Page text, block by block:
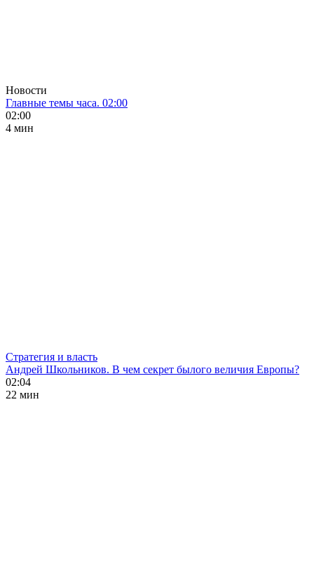
Новости
Главные темы часа. 02:00
02:00
4 мин
Стратегия и власть
Андрей Школьников. В чем секрет былого величия Европы?
02:04
22 мин